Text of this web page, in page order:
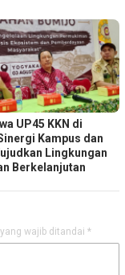
UP45 KKN di
Kampus dan
Lingkungan
Berkelanjutan
wajib ditandai *